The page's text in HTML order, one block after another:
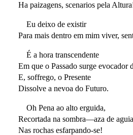
Ha paizagens, scenarios pela
Eu deixo de existir
Para mais dentro em mim viver,
É a hora transcendente
Em que o Passado surge evocador
E, soffrego, o Presente
Dissolve a nevoa do Futuro.
Oh Pena ao alto erguida,
Recortada na sombra—aza de
Nas rochas esfarpando-se!